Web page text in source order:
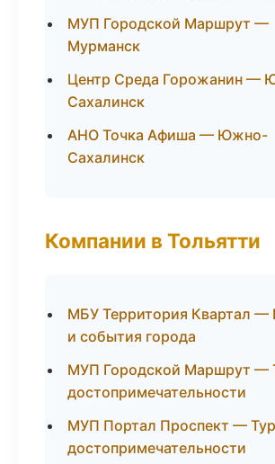
МУП Городской Маршрут —
Мурманск
Центр Среда Горожанин —
Сахалинск
АНО Точка Афиша — Южно-
Сахалинск
Компании в Тольятти
МБУ Территория Квартал —
и события города
МУП Городской Маршрут —
достопримечательности
МУП Портал Проспект —
достопримечательности